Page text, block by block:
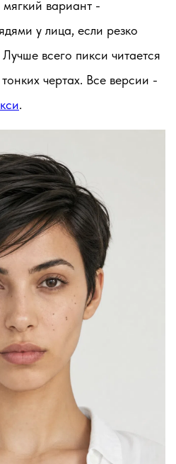
вариант -
у лица, если резко
всего пикси читается
чертах. Все версии -
.